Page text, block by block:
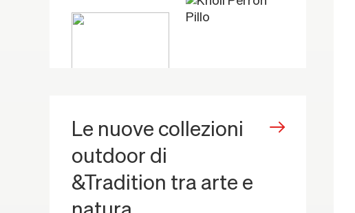
Le nuove collezioni
outdoor di
&Tradition tra arte e